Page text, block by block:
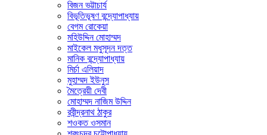
বিজন ভট্টাচার্য
বিভূতিভূষণ বন্দ্যোপাধ্যায়
বেগম রোকেয়া
মহিউদ্দিন মোহাম্মদ
মাইকেল মধুসূদন দত্ত
মানিক বন্দ্যোপাধ্যায়
মির্চা এলিয়াদ
মুহাম্মদ ইউনুস
মৈত্রেয়ী দেবী
মোহাম্মদ নাজিম উদ্দিন
রবীন্দ্রনাথ ঠাকুর
শওকত ওসমান